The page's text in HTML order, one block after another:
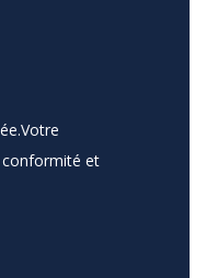
conformité et